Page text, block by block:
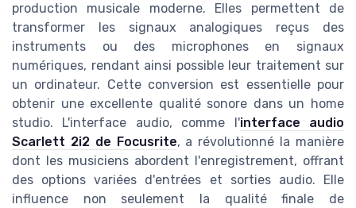
production musicale moderne. Elles permettent de
transformer les signaux analogiques reçus des
instruments ou des microphones en signaux
numériques, rendant ainsi possible leur traitement sur
un ordinateur. Cette conversion est essentielle pour
obtenir une excellente qualité sonore dans un home
studio. L'interface audio, comme l'interface audio
Scarlett 2i2 de Focusrite, a révolutionné la manière
dont les musiciens abordent l'enregistrement, offrant
des options variées d'entrées et sorties audio. Elle
influence non seulement la qualité finale de